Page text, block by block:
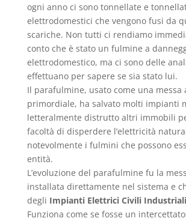
ogni anno ci sono tonnellate e
elettrodomestici che vengono fusi da
scariche. Non tutti ci rendiamo
conto che è stato un fulmine a
elettrodomestico, ma ci sono delle
effettuano per sapere se sia stato lui.
Il parafulmine, usato come una messa
primordiale, ha salvato molti impianti
letteralmente distrutto altri immobili
facoltà di disperdere l’elettricità
notevolmente i fulmini che possono
entità.
L’evoluzione del parafulmine fu la
installata direttamente nel sistema e
degli Impianti Elettrici Civili
Funziona come se fosse un